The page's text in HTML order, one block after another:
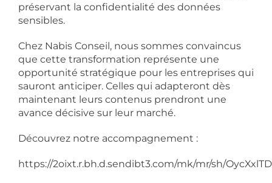
préservant la confidentialité des données
sensibles.
Chez Nabis Conseil, nous sommes convaincus
que cette transformation représente une
opportunité stratégique pour les entreprises qui
sauront anticiper. Celles qui adapteront dès
maintenant leurs contenus prendront une
avance décisive sur leur marché.
Découvrez notre accompagnement :
https://2oixt.r.bh.d.sendibt3.com/mk/mr/sh/